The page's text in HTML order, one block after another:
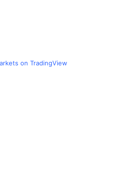
on TradingView